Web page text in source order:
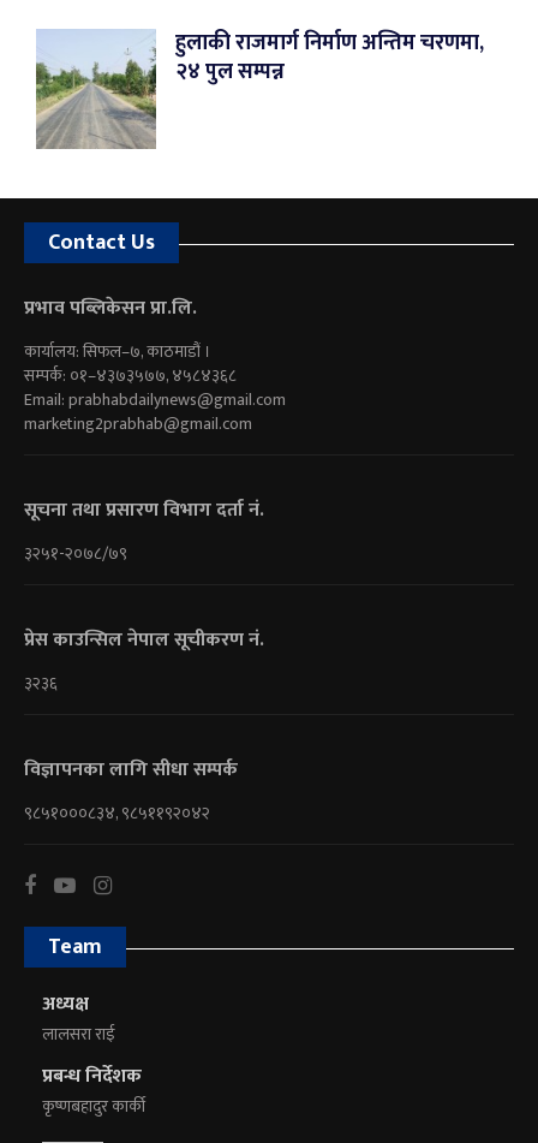
हुलाकी राजमार्ग निर्माण अन्तिम चरणमा,
२४ पुल सम्पन्न
Contact Us
प्रभाव पब्लिकेसन प्रा.लि.
कार्यालय: सिफल–७, काठमाडौं ।
सम्पर्क: ०१–४३७३५७७, ४५८४३६८
Email:prabhabdailynews@gmail.com
marketing2prabhab@gmail.com
सूचना तथा प्रसारण विभाग दर्ता नं.
३२५१-२०७८/७९
प्रेस काउन्सिल नेपाल सूचीकरण नं.
३२३६
विज्ञापनका लागि सीधा सम्पर्क
९८५१०००८३४, ९८५११९२०४२
Team
अध्यक्ष
लालसरा राई
प्रबन्ध निर्देशक
कृष्णबहादुर कार्की